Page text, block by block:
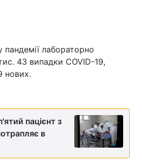
Війна
Світ
Наука
пандемії лабораторно
43 випадки COVID-19,
нових.
пацієнт з
в